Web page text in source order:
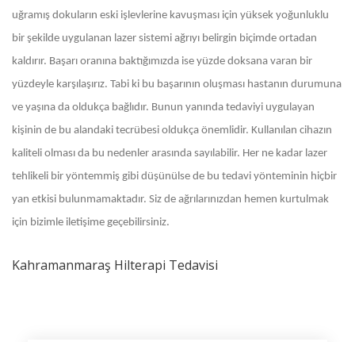
uğramış dokuların eski işlevlerine kavuşması için yüksek yoğunluklu
bir şekilde uygulanan lazer sistemi ağrıyı belirgin biçimde ortadan
kaldırır. Başarı oranına baktığımızda ise yüzde doksana varan bir
yüzdeyle karşılaşırız. Tabi ki bu başarının oluşması hastanın durumuna
ve yaşına da oldukça bağlıdır. Bunun yanında tedaviyi uygulayan
kişinin de bu alandaki tecrübesi oldukça önemlidir. Kullanılan cihazın
kaliteli olması da bu nedenler arasında sayılabilir. Her ne kadar lazer
tehlikeli bir yöntemmiş gibi düşünülse de bu tedavi yönteminin hiçbir
yan etkisi bulunmamaktadır. Siz de ağrılarınızdan hemen kurtulmak
için bizimle iletişime geçebilirsiniz.
Kahramanmaraş Hilterapi Tedavisi